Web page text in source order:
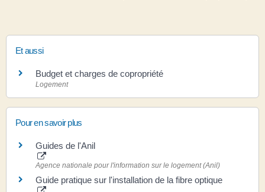
Et aussi
Budget et charges de copropriété
Logement
Pour en savoir plus
Guides de l'Anil
Agence nationale pour l'information sur le logement (Anil)
Guide pratique sur l'installation de la fibre optique